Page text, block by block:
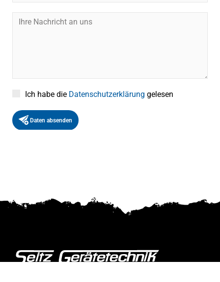
Ich habe die Datenschutzerklärung gelesen
Daten absenden